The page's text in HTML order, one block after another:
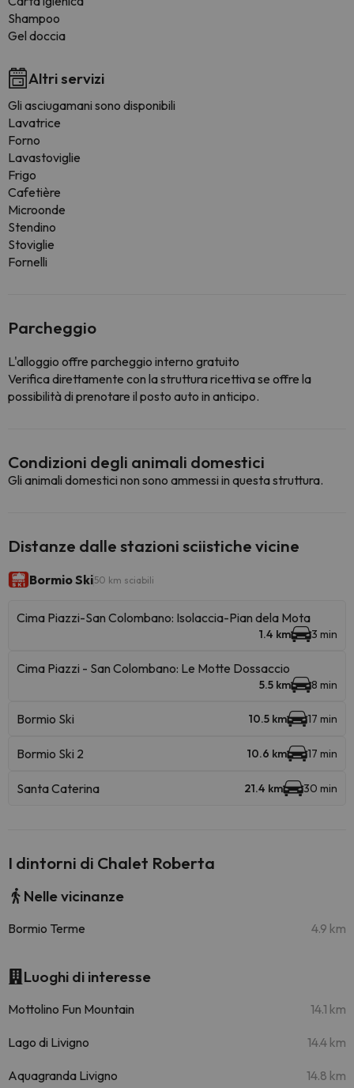
Shampoo
Gel doccia
Altri servizi
Gli asciugamani sono disponibili
Lavatrice
Forno
Lavastoviglie
Frigo
Cafetière
Microonde
Stendino
Stoviglie
Fornelli
Parcheggio
L'alloggio offre parcheggio interno gratuito
Verifica direttamente con la struttura ricettiva se offre la
possibilità di prenotare il posto auto in anticipo.
Condizioni degli animali domestici
Gli animali domestici non sono ammessi in questa struttura.
Distanze dalle stazioni sciistiche vicine
Bormio Ski50 km sciabili
Cima Piazzi-San Colombano: Isolaccia-Pian dela Mota
1.4 km 3 min
Cima Piazzi - San Colombano: Le Motte Dossaccio
5.5 km 8 min
Bormio Ski 10.5 km 17 min
Bormio Ski 2 10.6 km 17 min
Santa Caterina 21.4 km 30 min
I dintorni di Chalet Roberta
Nelle vicinanze
Bormio Terme 4.9 km
Luoghi di interesse
Mottolino Fun Mountain 14.1 km
Lago di Livigno 14.4 km
Aquagranda Livigno 14.8 km